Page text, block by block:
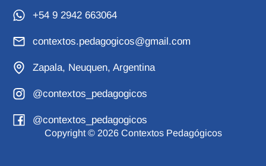
+54 9 2942 663064
contextos.pedagogicos@gmail.com
Zapala, Neuquen, Argentina
@contextos_pedagogicos
@contextos_pedagogicos
Copyright © 2026 Contextos Pedagógicos